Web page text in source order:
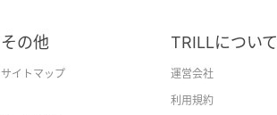
その他
サイトマップ
TRILLについて
運営会社
利用規約